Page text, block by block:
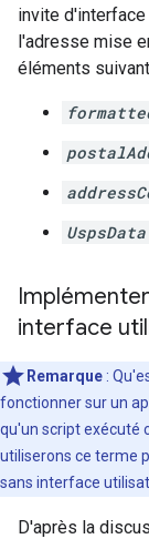
invite
l'adresse mise
éléments
interface
Remarque :
fonctionner sur un
qu'un script exécuté
utiliserons ce terme
sans interface
D'après la